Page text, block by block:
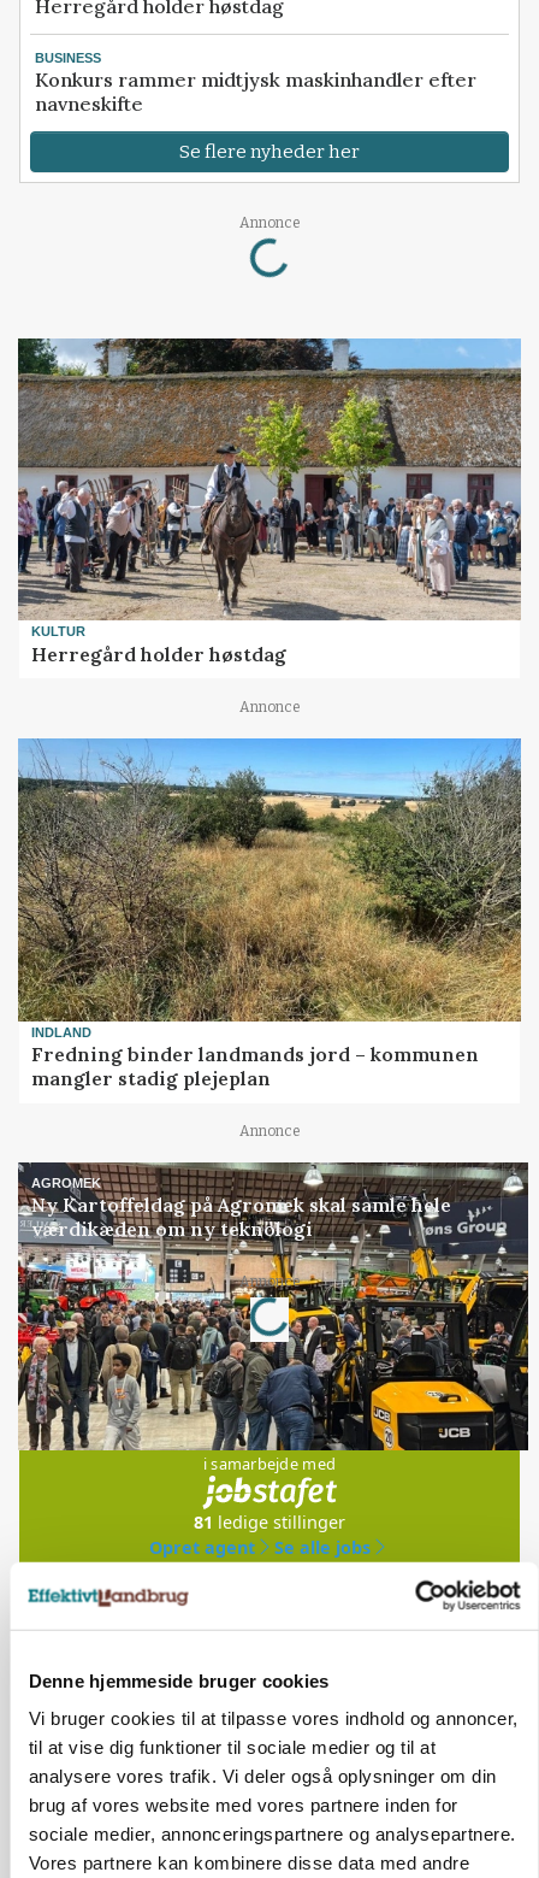
Denne hjemmeside bruger cookies
Vi bruger cookies til at tilpasse vores indhold og annoncer,
til at vise dig funktioner til sociale medier og til at
analysere vores trafik. Vi deler også oplysninger om din
brug af vores website med vores partnere inden for
sociale medier, annonceringspartnere og analysepartnere.
Vores partnere kan kombinere disse data med andre
Herregård holder høstdag
BUSINESS
Konkurs rammer midtjysk maskinhandler efter
navneskifte
Se flere nyheder her
Annonce
Loading...
KULTUR
Herregård holder høstdag
Annonce
INDLAND
Fredning binder landmands jord – kommunen
mangler stadig plejeplan
Annonce
AGROMEK
Ny Kartoffeldag på Agromek skal samle hele
værdikæden om ny teknologi
Annonce
Loading...
Jobs
i samarbejde med
81 ledige stillinger
Opret agent
Se alle jobs
Trainee placement Ringkøbing
6950, Ringkøbing NY 06. aug.
Rørlægger / håndmand søges til